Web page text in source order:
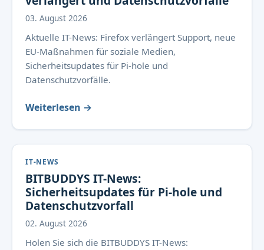
03. August 2026
Aktuelle IT-News: Firefox verlängert Support, neue
EU-Maßnahmen für soziale Medien,
Sicherheitsupdates für Pi-hole und
Datenschutzvorfälle.
Weiterlesen →
IT-NEWS
BITBUDDYS IT-News:
Sicherheitsupdates für Pi-hole und
Datenschutzvorfall
02. August 2026
Holen Sie sich die BITBUDDYS IT-News: